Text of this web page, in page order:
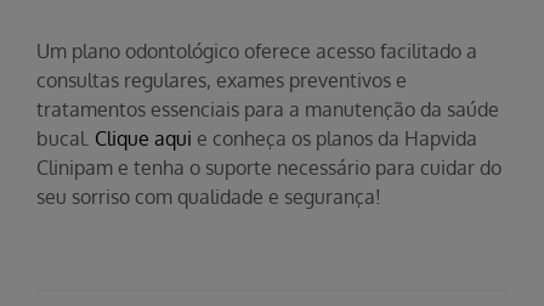
Um plano odontológico oferece acesso facilitado a
consultas regulares, exames preventivos e
tratamentos essenciais para a manutenção da saúde
bucal. Clique aqui e conheça os planos da Hapvida
Clinipam e tenha o suporte necessário para cuidar do
seu sorriso com qualidade e segurança!